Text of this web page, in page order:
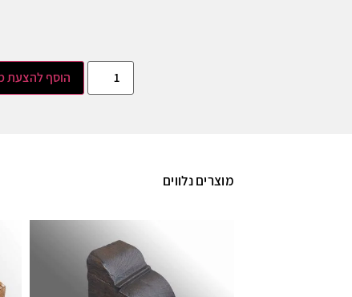
הוסף להצעת
מוצרים נלווים